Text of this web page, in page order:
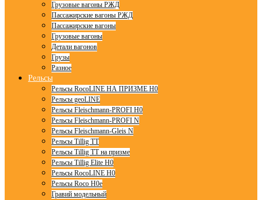
Грузовые вагоны РЖД
Пассажирские вагоны РЖД
Пассажирские вагоны
Грузовые вагоны
Детали вагонов
Грузы
Разное
Рельсы
Рельсы RocoLINE НА ПРИЗМЕ H0
Рельсы geoLINE
Рельсы Fleischmann-PROFI H0
Рельсы Fleischmann-PROFI N
Рельсы Fleischmann-Gleis N
Рельсы Tillig TT
Рельсы Tillig TT на призме
Рельсы Tillig Elite H0
Рельсы RocoLINE H0
Рельсы Roco H0e
Гравий модельный